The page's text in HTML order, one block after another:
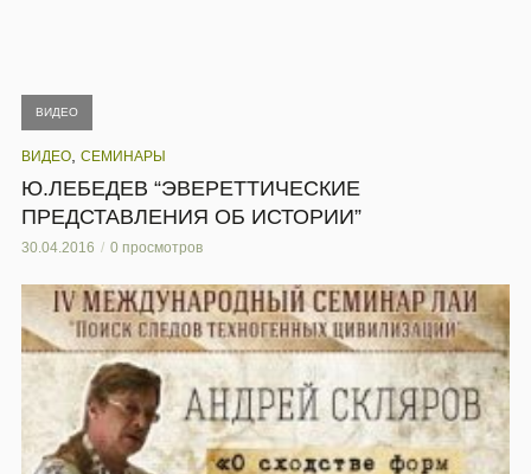
ВИДЕО
ВИДЕО СЕМИНАРЫ
Ю.ЛЕБЕДЕВ “ЭВЕРЕТТИЧЕСКИЕ
ПРЕДСТАВЛЕНИЯ ОБ ИСТОРИИ”
30.04.2016 0 просмотров